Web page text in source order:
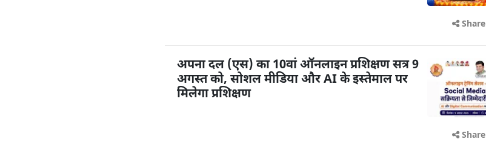
Share
अपना दल (एस) का 10वां ऑनलाइन प्रशिक्षण सत्र 9
अगस्त को, सोशल मीडिया और AI के इस्तेमाल पर
मिलेगा प्रशिक्षण
Share